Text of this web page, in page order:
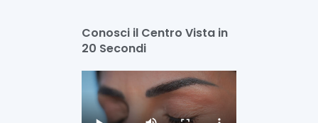
Conosci il Centro Vista in
20 Secondi